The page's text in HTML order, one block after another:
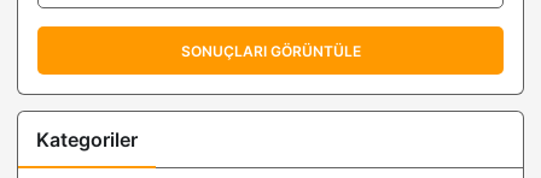
@C3_Nik
@DoveyWan
@ILOVECRYPT0
@OddStats
SONUÇLARI GÖRÜNTÜLE
Kategoriler